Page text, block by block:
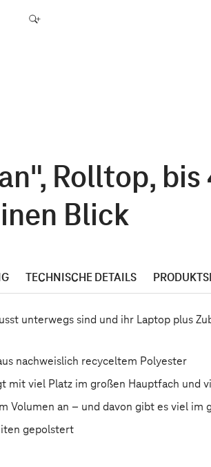
Rolltop, bis
Blick
TECHNISCHE DETAILS
unterwegs sind und ihr Laptop plus
nachweislich recyceltem Polyester
mit viel Platz im großen Hauptfach und
Volumen an – und davon gibt es viel
gepolstert